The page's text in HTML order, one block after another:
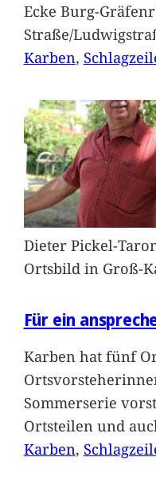
Ecke Burg-
Straße/
Karben,
Dieter Pickel-
Ortsbild in Groß-
Für ein
Karben hat fünf
Sommerserie
Ortsteilen und
Karben,